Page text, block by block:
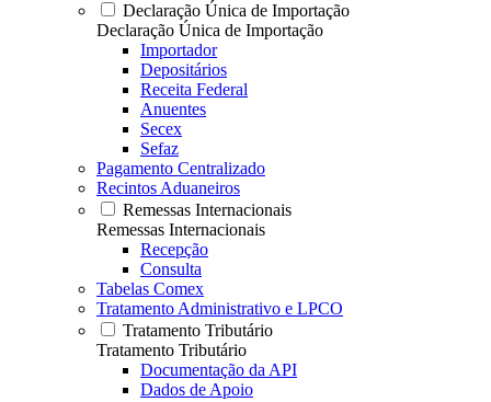
Declaração Única de Importação
Declaração Única de Importação
Importador
Depositários
Receita Federal
Anuentes
Secex
Sefaz
Pagamento Centralizado
Recintos Aduaneiros
Remessas Internacionais
Remessas Internacionais
Recepção
Consulta
Tabelas Comex
Tratamento Administrativo e LPCO
Tratamento Tributário
Tratamento Tributário
Documentação da API
Dados de Apoio